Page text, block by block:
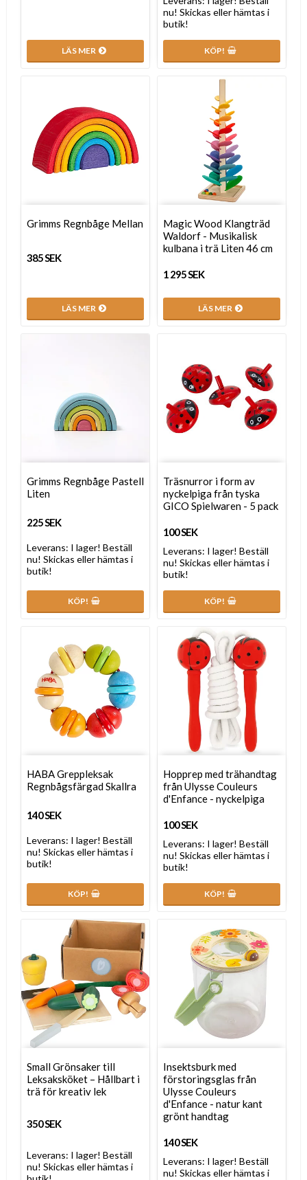
LÄS MER
nu! Skickas eller hämtas i
butik!
KÖP!
Grimms Regnbåge Mellan
385 SEK
LÄS MER
Magic Wood Klangträd
Waldorf - Musikalisk
kulbana i trä Liten 46 cm
1 295 SEK
LÄS MER
Grimms Regnbåge Pastell
Liten
225 SEK
Leverans: I lager! Beställ
nu! Skickas eller hämtas i
butik!
KÖP!
Träsnurror i form av
nyckelpiga från tyska
GICO Spielwaren - 5 pack
100 SEK
Leverans: I lager! Beställ
nu! Skickas eller hämtas i
butik!
KÖP!
HABA Greppleksak
Regnbågsfärgad Skallra
140 SEK
Leverans: I lager! Beställ
nu! Skickas eller hämtas i
butik!
KÖP!
Hopprep med trähandtag
från Ulysse Couleurs
d'Enfance - nyckelpiga
100 SEK
Leverans: I lager! Beställ
nu! Skickas eller hämtas i
butik!
KÖP!
Small Grönsaker till
Leksaksköket – Hållbart i
trä för kreativ lek
350 SEK
Leverans: I lager! Beställ
nu! Skickas eller hämtas i
Insektsburk med
förstoringsglas från
Ulysse Couleurs
d'Enfance - natur kant
grönt handtag
140 SEK
Leverans: I lager! Beställ
nu! Skickas eller hämtas i